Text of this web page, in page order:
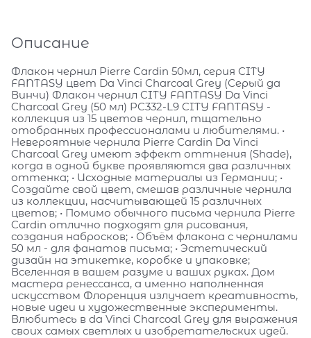
Описание
Флакон чернил Pierre Cardin 50мл, серия CITY
FANTASY цвет Da Vinci Charcoal Grey (Серый да
Винчи) Флакон чернил CITY FANTASY Da Vinci
Charcoal Grey (50 мл) PC332-L9 CITY FANTASY -
коллекция из 15 цветов чернил, тщательно
отобранных профессионалами и любителями. •
Невероятные чернила Pierre Cardin Da Vinci
Charcoal Grey имеют эффект оттнения (Shade),
когда в одной букве проявляются два различных
оттенка; • Исходные материалы из Германии; •
Создайте свой цвет, смешав различные чернила
из коллекции, насчитывающей 15 различных
цветов; • Помимо обычного письма чернила Pierre
Cardin отлично подходят для рисования,
создания набросков; • Объём флакона с чернилами
50 мл - для фанатов письма; • Эстетический
дизайн на этикетке, коробке и упаковке;
Вселенная в вашем разуме и ваших руках. Дом
мастера ренессанса, а именно наполненная
искусством Флоренция излучает креативность,
новые идеи и художественные эксперименты.
Влюбитесь в da Vinci Charcoal Grey для выражения
своих самых светлых и изобретательских идей.